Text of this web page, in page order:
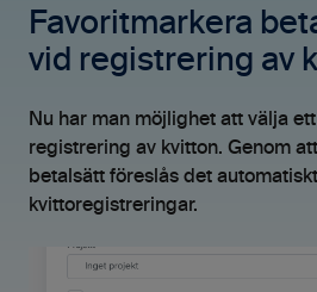
Favoritmarkera
vid registrering av
Nu har man möjlighet att välja
registrering av kvitton. Genom
betalsätt föreslås det
kvittoregistreringar.